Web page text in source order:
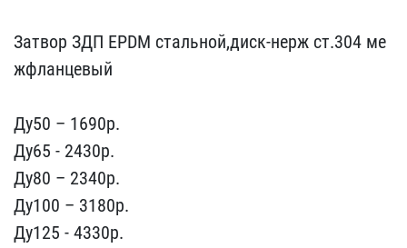
Затвор ЗДП EPDM стал​ьной,диск-нерж ст.304 ме​
жфланцевый
Ду50 – 1690p​.
Ду65 - 2430р.
Ду80 – 2​340p.
Ду100 – 3180p.
Ду1​25 - 4330р.